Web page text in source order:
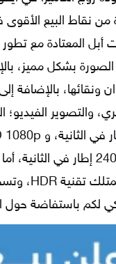
من نقاط البيع
المعتادة مع تطور
بشكل مميز،
ونقائها،